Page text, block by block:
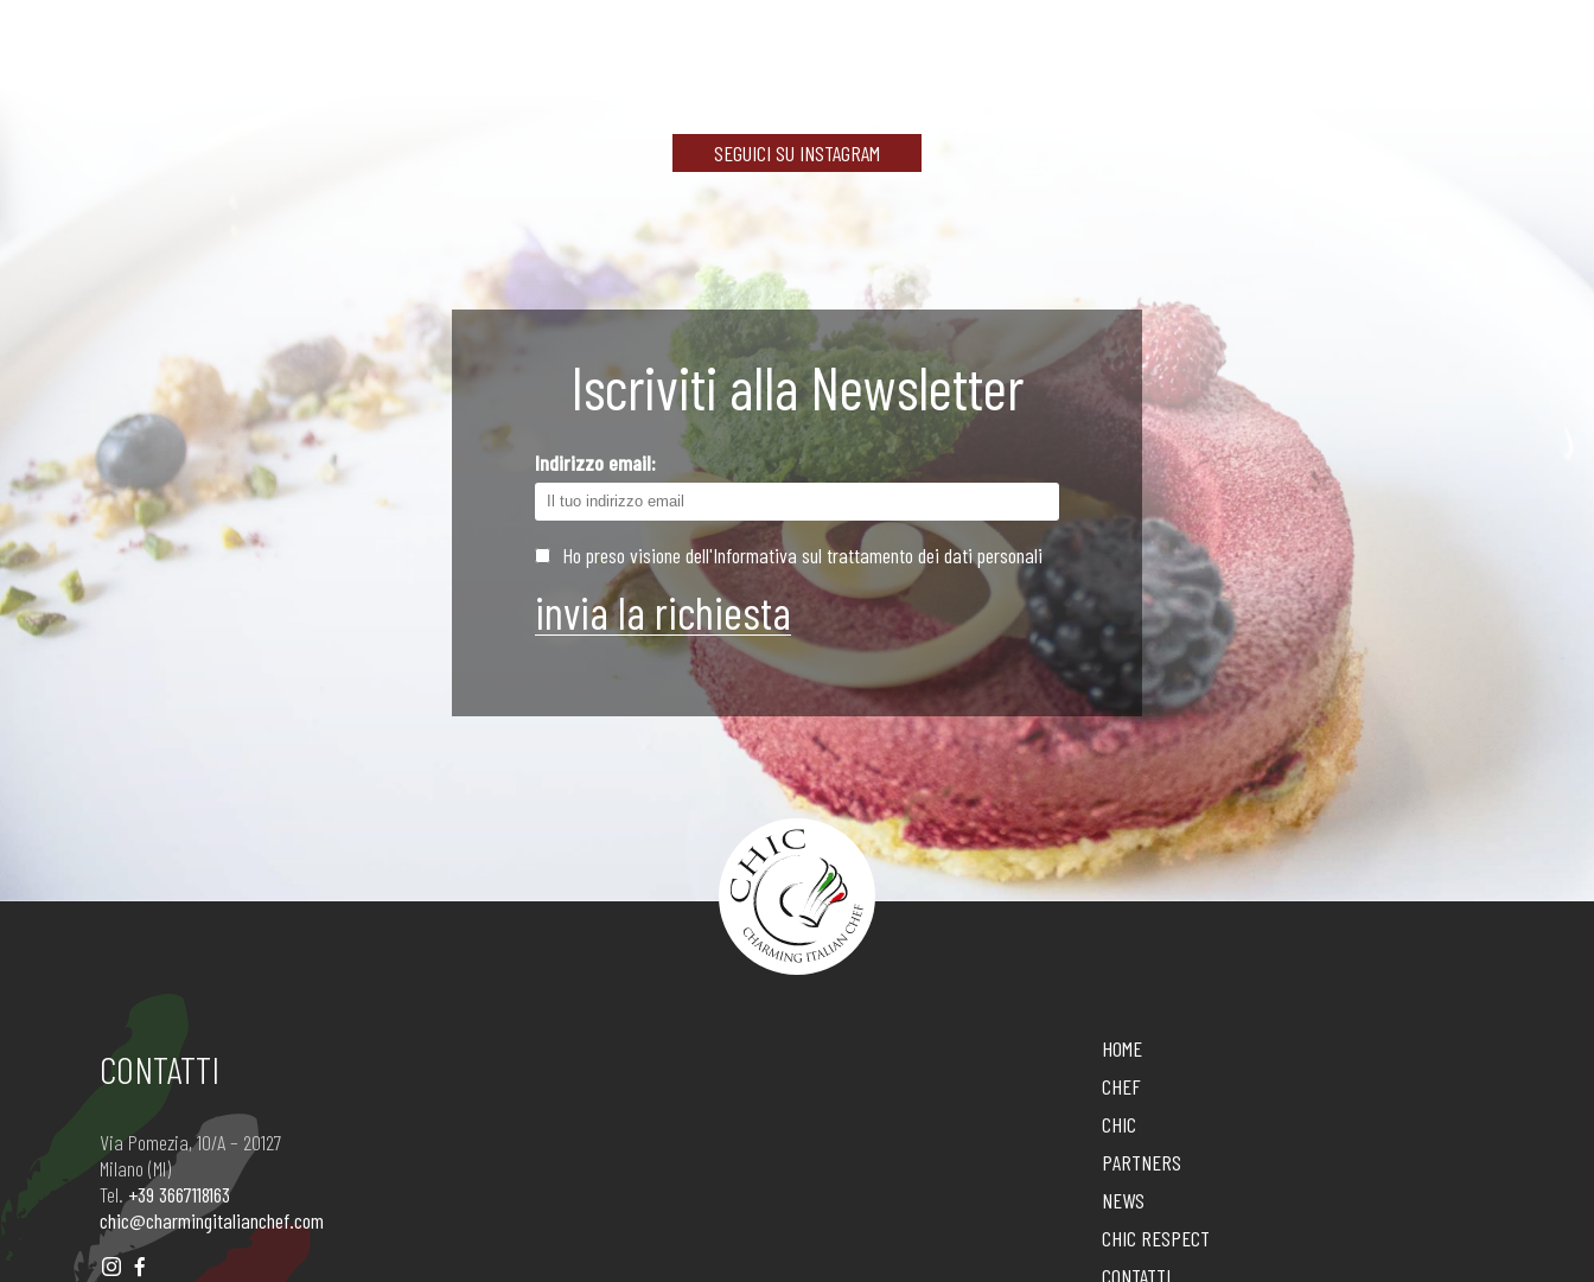
SEGUICI SU INSTAGRAM
Iscriviti alla Newsletter
Indirizzo email:
Ho preso visione dell'Informativa sul trattamento dei dati personali
CONTATTI
Via Pomezia, 10/A – 20127
Milano (MI)
Tel. +39 3667118163
chic@charmingitalianchef.com
HOME
CHEF
CHIC
PARTNERS
NEWS
CHIC RESPECT
CONTATTI